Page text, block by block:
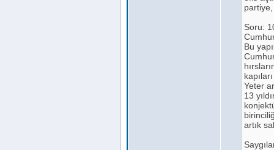
Soru:
Bu
Yeter
13
artık